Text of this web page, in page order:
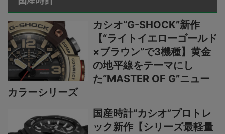
カシオ“G-SHOCK”新作
【“ライトイエローゴールド
×ブラウン”で3機種】黄金
の地平線をテーマにし
た“MASTER OF G”ニュー
カラーシリーズ
国産時計“カシオ”プロトレ
ック新作【シリーズ最軽量